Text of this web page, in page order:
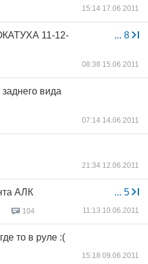
15:14 17.06.2011
... 8
11-12-
08:38 15.06.2011
вида
07:14 14.06.2011
21:34 12.06.2011
... 5
АЛК
104 11:13 10.06.2011
то в руле :(
15:18 09.06.2011